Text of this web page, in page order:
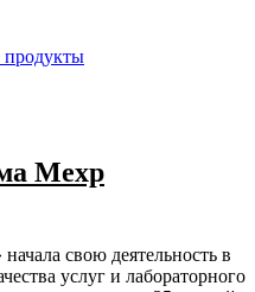
продукты
Мехр
свою деятельность в
услуг и лабораторного